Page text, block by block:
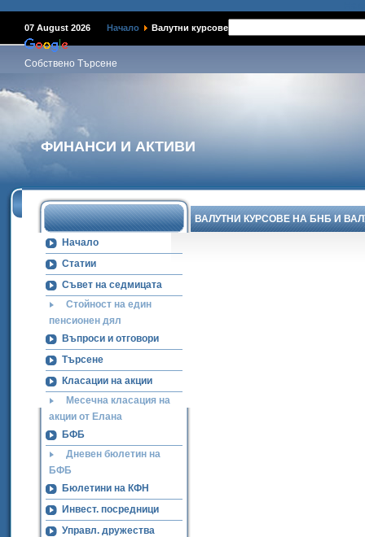
07 August 2026 Начало Валутни курсове
Собствено Търсене
ФИНАНСИ И АКТИВИ
Начало
Статии
Съвет на седмицата
Стойност на един
пенсионен дял
Въпроси и отговори
Търсене
Класации на акции
Месечна класация на
акции от Елана
БФБ
Дневен бюлетин на
БФБ
Бюлетини на КФН
Инвест. посредници
Управл. дружества
ВАЛУТНИ КУРСОВЕ НА БНБ И